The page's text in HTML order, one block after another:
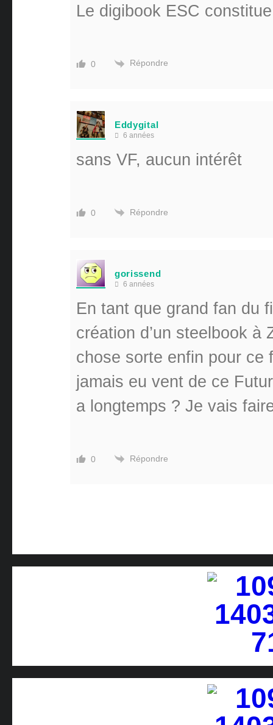
Le digibook ESC
0 Répondre
Eddygital
6 années
sans VF, aucun intérêt
0 Répondre
gorissend
6 années
En tant que grand fan du
création d’un steelbook à
chose sorte enfin pour ce
jamais eu vent de ce
a longtemps ? Je vais
0 Répondre